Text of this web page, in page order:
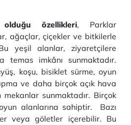
özellikleri, Parklar
ağaçlar, çiçekler ve bitkilerle
yeşil alanlar, ziyaretçilere
temas imkânı sunmaktadır.
koşu, bisiklet sürme, oyun
ve daha birçok açık hava
sunmaktadır. Birçok
alanlarına sahiptir. Bazı
veya göletler içerebilir. Bu